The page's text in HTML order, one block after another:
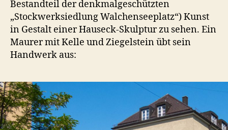
Bestandteil der denkmalgeschützten
„Stockwerksiedlung Walchenseeplatz“) Kunst
in Gestalt einer Hauseck-Skulptur zu sehen. Ein
Maurer mit Kelle und Ziegelstein übt sein
Handwerk aus: